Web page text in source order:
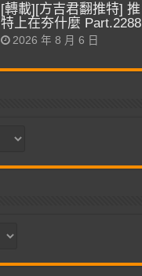
[轉載][方吉君翻推特] 推
特上在夯什麼 Part.2288
2026 年 8 月 6 日